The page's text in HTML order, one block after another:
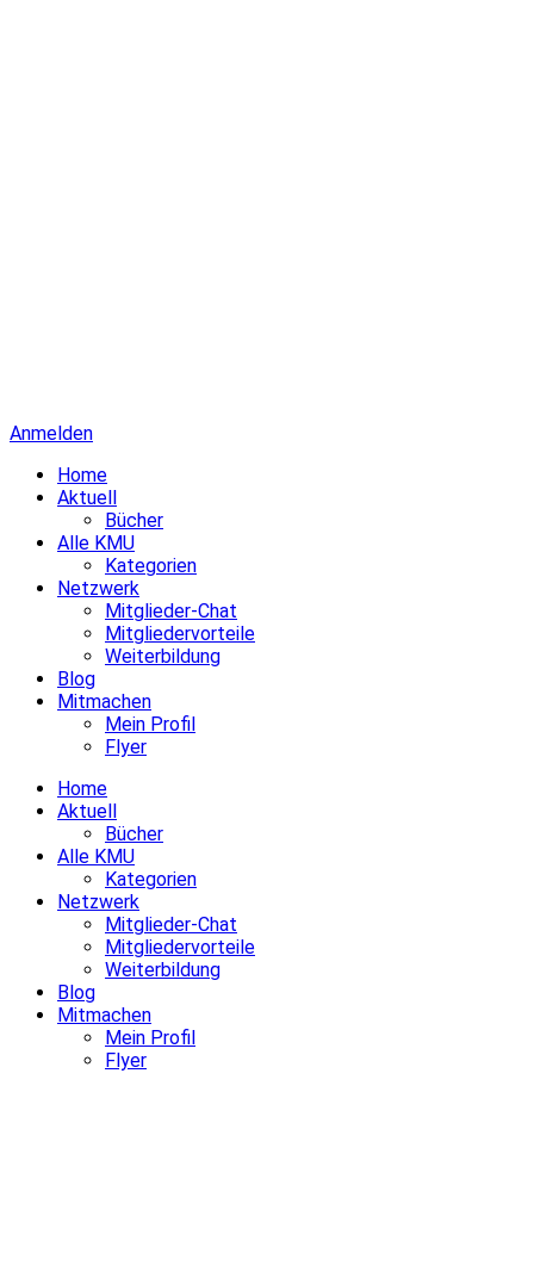
Anmelden
Home
Aktuell
Bücher
Alle KMU
Kategorien
Netzwerk
Mitglieder-Chat
Mitgliedervorteile
Weiterbildung
Blog
Mitmachen
Mein Profil
Flyer
Home
Aktuell
Bücher
Alle KMU
Kategorien
Netzwerk
Mitglieder-Chat
Mitgliedervorteile
Weiterbildung
Blog
Mitmachen
Mein Profil
Flyer